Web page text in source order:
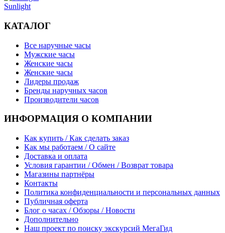
Sunlight
КАТАЛОГ
Все наручные часы
Мужские часы
Женские часы
Женские часы
Лидеры продаж
Бренды наручных часов
Производители часов
ИНФОРМАЦИЯ О КОМПАНИИ
Как купить / Как сделать заказ
Как мы работаем / О сайте
Доставка и оплата
Условия гарантии / Обмен / Возврат товара
Магазины партнёры
Контакты
Политика конфиденциальности и персональных данных
Публичная оферта
Блог о часах / Обзоры / Новости
Дополнительно
Наш проект по поиску экскурсий МегаГид